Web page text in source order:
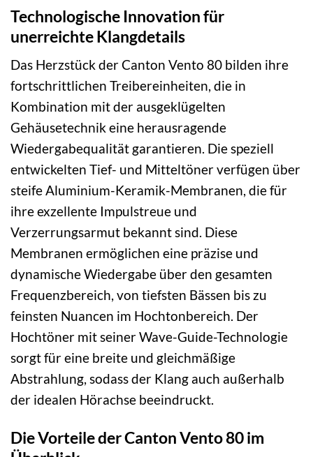
Technologische Innovation für
unerreichte Klangdetails
Das Herzstück der Canton Vento 80 bilden ihre
fortschrittlichen Treibereinheiten, die in
Kombination mit der ausgeklügelten
Gehäusetechnik eine herausragende
Wiedergabequalität garantieren. Die speziell
entwickelten Tief- und Mitteltöner verfügen über
steife Aluminium-Keramik-Membranen, die für
ihre exzellente Impulstreue und
Verzerrungsarmut bekannt sind. Diese
Membranen ermöglichen eine präzise und
dynamische Wiedergabe über den gesamten
Frequenzbereich, von tiefsten Bässen bis zu
feinsten Nuancen im Hochtonbereich. Der
Hochtöner mit seiner Wave-Guide-Technologie
sorgt für eine breite und gleichmäßige
Abstrahlung, sodass der Klang auch außerhalb
der idealen Hörachse beeindruckt.
Die Vorteile der Canton Vento 80 im